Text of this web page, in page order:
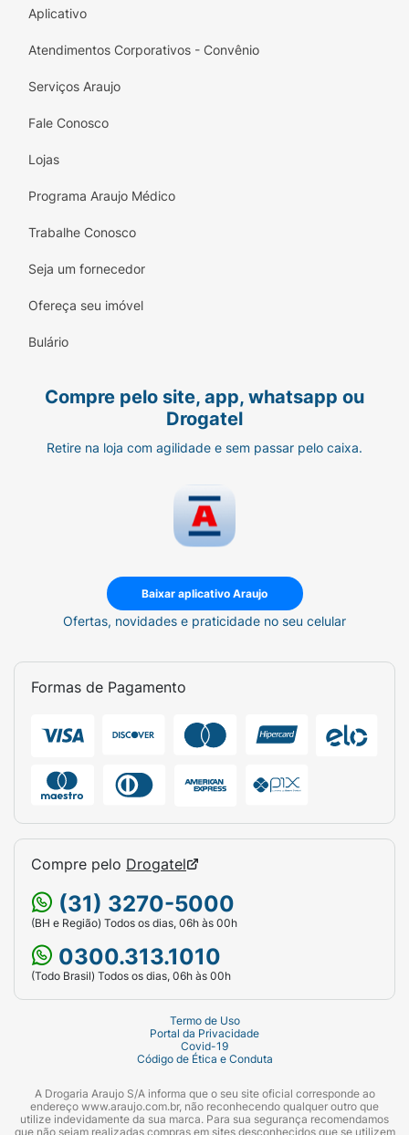
Aplicativo
Atendimentos Corporativos - Convênio
Serviços Araujo
Fale Conosco
Lojas
Programa Araujo Médico
Trabalhe Conosco
Seja um fornecedor
Ofereça seu imóvel
Bulário
Compre pelo site, app, whatsapp ou
Drogatel
Retire na loja com agilidade e sem passar pelo caixa.
Baixar aplicativo Araujo
Ofertas, novidades e praticidade no seu celular
Formas de Pagamento
Compre pelo Drogatel
(31) 3270-5000
(BH e Região) Todos os dias, 06h às 00h
0300.313.1010
(Todo Brasil) Todos os dias, 06h às 00h
Termo de Uso
Portal da Privacidade
Covid-19
Código de Ética e Conduta
A Drogaria Araujo S/A informa que o seu site oficial corresponde ao
endereço www.araujo.com.br, não reconhecendo qualquer outro que
utilize indevidamente da sua marca. Para sua segurança recomendamos
que não sejam realizadas compras em sites desconhecidos que se utilizem